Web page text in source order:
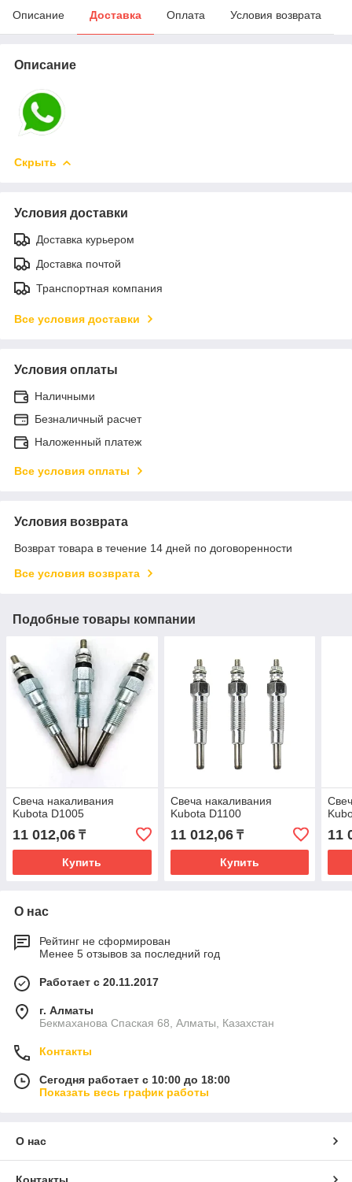
Описание Доставка Оплата Условия возврата
Описание
Скрыть
Условия доставки
Доставка курьером
Доставка почтой
Транспортная компания
Все условия доставки
Условия оплаты
Наличными
Безналичный расчет
Наложенный платеж
Все условия оплаты
Условия возврата
Возврат товара в течение 14 дней по договоренности
Все условия возврата
Подобные товары компании
Свеча накаливания
Kubota D1005
11 012,06 ₸
Купить
Свеча накаливания
Kubota D1100
11 012,06₸
Купить
11
О нас
Рейтинг не сформирован
Менее 5 отзывов за последний год
Работает с 20.11.2017
г. Алматы
Бекмаханова Спаская 68, Алматы, Казахстан
Контакты
Сегодня работает с 10:00 до 18:00
Показать весь график работы
О нас